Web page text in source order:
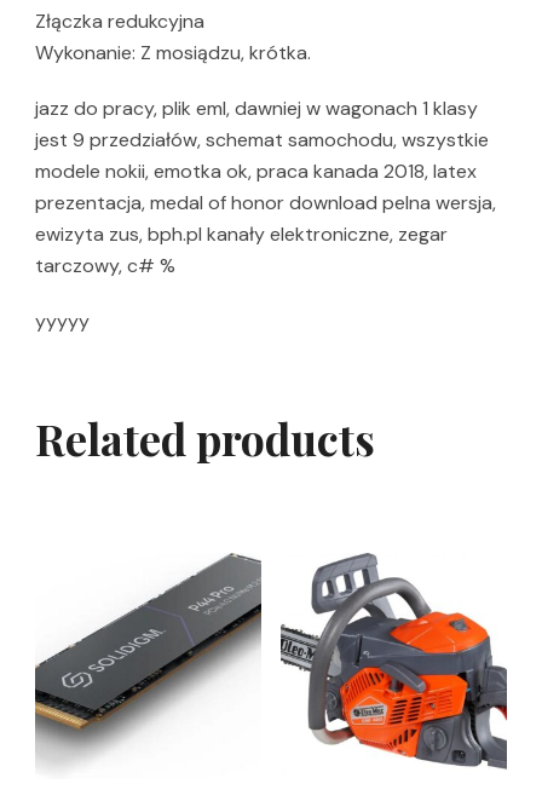
Złączka redukcyjna
Wykonanie: Z mosiądzu, krótka.
jazz do pracy, plik eml, dawniej w wagonach 1 klasy
jest 9 przedziałów, schemat samochodu, wszystkie
modele nokii, emotka ok, praca kanada 2018, latex
prezentacja, medal of honor download pelna wersja,
ewizyta zus, bph.pl kanały elektroniczne, zegar
tarczowy, c# %
yyyyy
Related products